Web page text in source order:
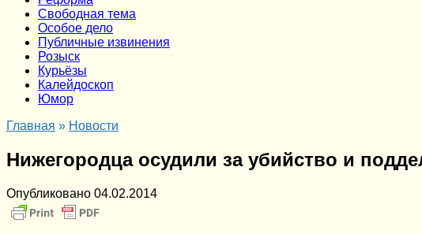
Cвободная тема
Особое дело
Публичные извинения
Розыск
Курьёзы
Калейдоскоп
Юмор
Главная » Новости
Нижегородца осудили за убийство и
Опубликовано 04.02.2014